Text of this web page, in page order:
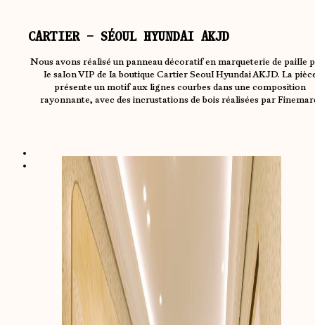
CARTIER – SÉOUL HYUNDAI AKJD
Nous avons réalisé un panneau décoratif en marqueterie de paille
le salon VIP de la boutique Cartier Seoul Hyundai AKJD. La
présente un motif aux lignes courbes dans une composition
rayonnante, avec des incrustations de bois réalisées par